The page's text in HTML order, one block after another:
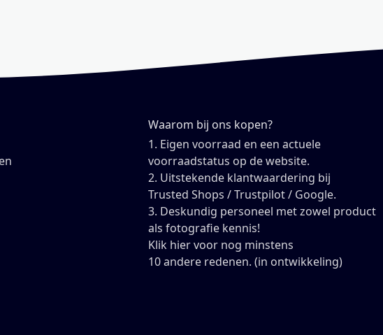
Waarom bij ons kopen?
1. Eigen voorraad en een actuele
voorraadstatus op de website.
2. Uitstekende klantwaardering bij
Trusted Shops / Trustpilot / Google.
3. Deskundig personeel met zowel product
als fotografie kennis!
Klik hier voor nog minstens
10 andere redenen. (in ontwikkeling)